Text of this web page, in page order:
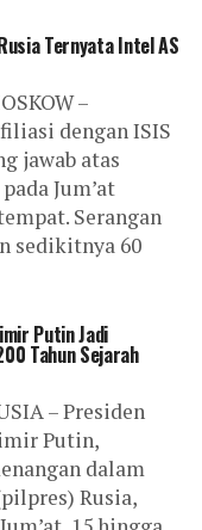
Ternyata Intel AS
–
dengan ISIS
jawab atas
Jum’at
Serangan
sedikitnya 60
Putin Jadi
Tahun Sejarah
– Presiden
Putin,
dalam
Rusia,